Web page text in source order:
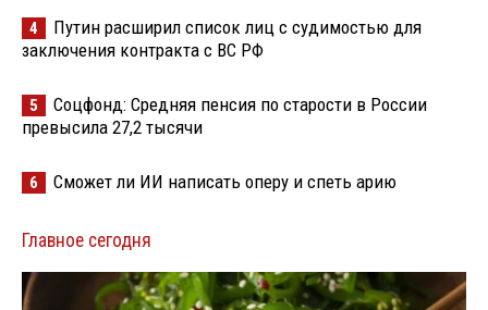
4
Путин расширил список лиц с судимостью для
заключения контракта с ВС РФ
5
Соцфонд: Средняя пенсия по старости в России
превысила 27,2 тысячи
6 Сможет ли ИИ написать оперу и спеть арию
Главное сегодня